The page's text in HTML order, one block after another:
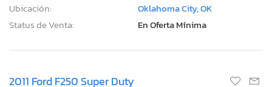
Ubicación:
Oklahoma City, OK
Status de Venta:
En Oferta Mínima
2011 Ford F250 Super Duty